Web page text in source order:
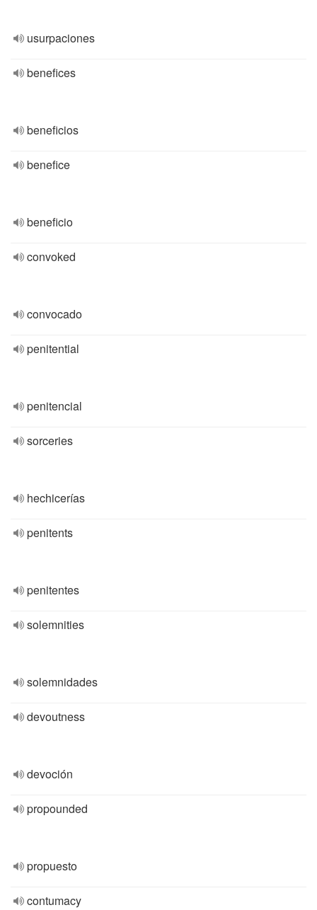
usurpaciones
benefices
beneficios
benefice
beneficio
convoked
convocado
penitential
penitencial
sorceries
hechicerías
penitents
penitentes
solemnities
solemnidades
devoutness
devoción
propounded
propuesto
contumacy